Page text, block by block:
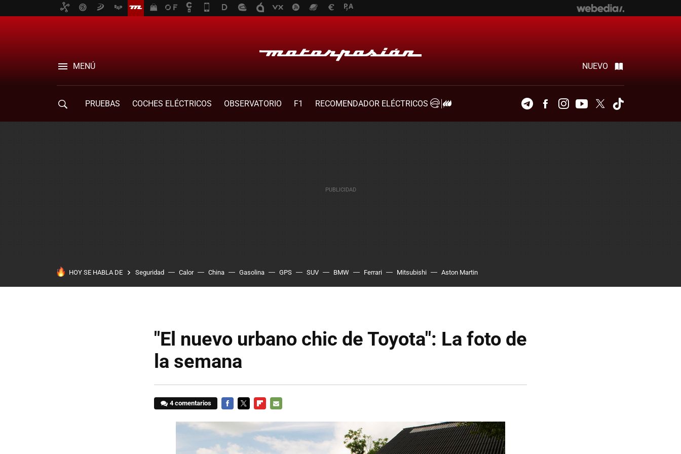
MENÚ NUEVO
PRUEBAS COCHES ELÉCTRICOS OBSERVATORIO F1
RECOMENDADOR ELÉCTRICOS
TelegramFacebookInstagramYoutubeTwitter
HOY SE HABLA DE Seguridad Calor China Gasolina GPS SUV BMW Ferrari Mitsubishi Aston Martin
"El nuevo urbano chic de Toyota": La foto de
la semana
4 comentarios